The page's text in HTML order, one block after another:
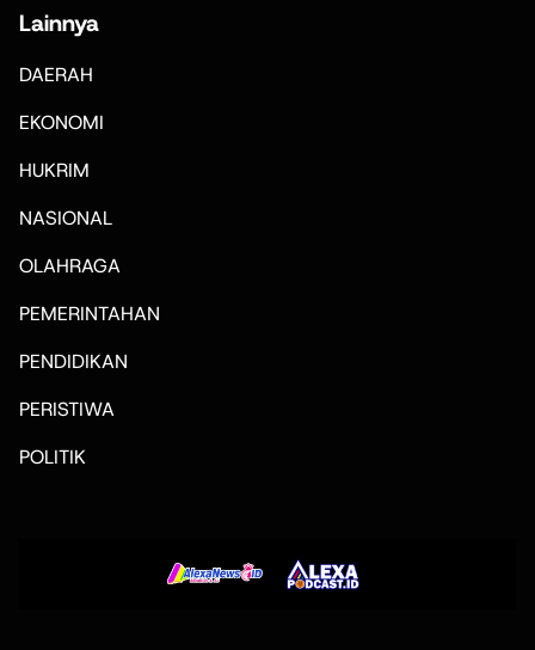
Lainnya
DAERAH
EKONOMI
HUKRIM
NASIONAL
OLAHRAGA
PEMERINTAHAN
PENDIDIKAN
PERISTIWA
POLITIK